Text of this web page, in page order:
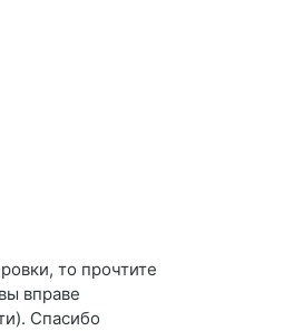
то прочтите
вправе
Спасибо